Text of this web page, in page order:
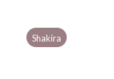
Shakira